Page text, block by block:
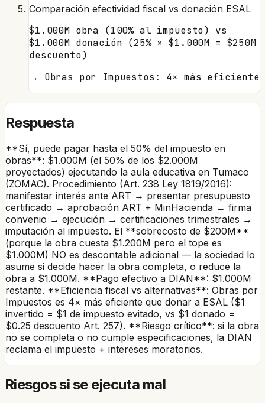
Comparación efectividad fiscal vs donación ESAL
$1.000M obra (100% al impuesto) vs
$1.000M donación (25% × $1.000M = $250M
descuento)
→ Obras por Impuestos: 4× más eficiente
Respuesta
**Sí, puede pagar hasta el 50% del impuesto en
obras**: $1.000M (el 50% de los $2.000M
proyectados) ejecutando la aula educativa en Tumaco
(ZOMAC). Procedimiento (Art. 238 Ley 1819/2016):
manifestar interés ante ART → presentar presupuesto
certificado → aprobación ART + MinHacienda → firma
convenio → ejecución → certificaciones trimestrales →
imputación al impuesto. El **sobrecosto de $200M**
(porque la obra cuesta $1.200M pero el tope es
$1.000M) NO es descontable adicional — la sociedad lo
asume si decide hacer la obra completa, o reduce la
obra a $1.000M. **Pago efectivo a DIAN**: $1.000M
restante. **Eficiencia fiscal vs alternativas**: Obras por
Impuestos es 4× más eficiente que donar a ESAL ($1
invertido = $1 de impuesto evitado, vs $1 donado =
$0.25 descuento Art. 257). **Riesgo crítico**: si la obra
no se completa o no cumple especificaciones, la DIAN
reclama el impuesto + intereses moratorios.
Riesgos si se ejecuta mal